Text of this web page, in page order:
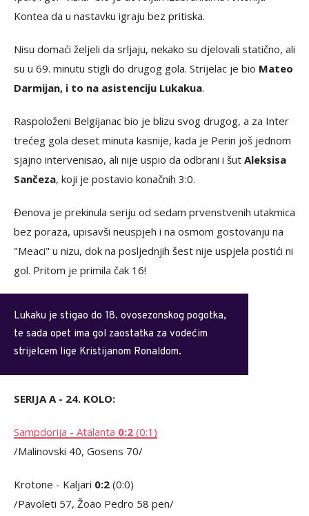
Kontea da u nastavku igraju bez pritiska.
Nisu domaći željeli da srljaju, nekako su djelovali statično, ali
su u 69. minutu stigli do drugog gola. Strijelac je bio Mateo
Darmijan, i to na asistenciju Lukakua.
Raspoloženi Belgijanac bio je blizu svog drugog, a za Inter
trećeg gola deset minuta kasnije, kada je Perin još jednom
sjajno intervenisao, ali nije uspio da odbrani i šut Aleksisa
Sančeza, koji je postavio konačnih 3:0.
Đenova je prekinula seriju od sedam prvenstvenih utakmica
bez poraza, upisavši neuspjeh i na osmom gostovanju na
"Meaci" u nizu, dok na posljednjih šest nije uspjela postići ni
gol. Pritom je primila čak 16!
Lukaku je stigao do 18. ovosezonskog pogotka,
te sada opet ima gol zaostatka za vodećim
strijelcem lige Kristijanom Ronaldom.
SERIJA A - 24. KOLO:
Sampdorija - Atalanta 0:2 (0:1)
/Malinovski 40, Gosens 70/
Krotone - Kaljari 0:2 (0:0)
/Pavoleti 57, Žoao Pedro 58 pen/